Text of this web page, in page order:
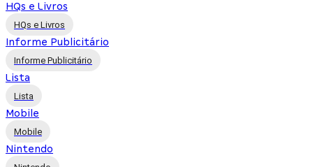
HQs e Livros
HQs e Livros
Informe Publicitário
Informe Publicitário
Lista
Lista
Mobile
Mobile
Nintendo